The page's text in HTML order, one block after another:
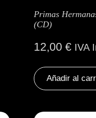
Primas
(CD)
12,00 € IVA
Añadir al